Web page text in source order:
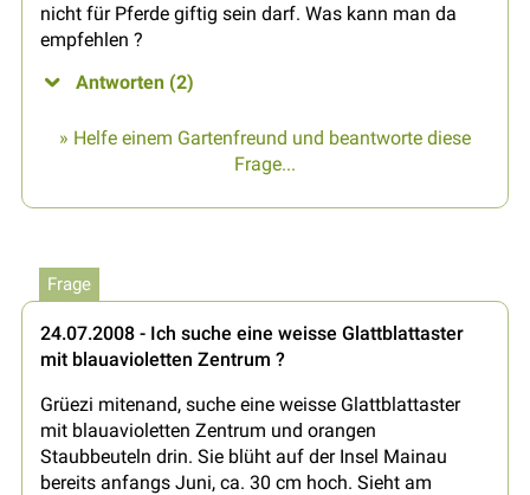
nicht für Pferde giftig sein darf. Was kann man da
empfehlen ?
Antworten (2)
» Helfe einem Gartenfreund und beantworte diese
Frage...
Frage
24.07.2008 - Ich suche eine weisse Glattblattaster
mit blauavioletten Zentrum ?
Grüezi mitenand, suche eine weisse Glattblattaster
mit blauavioletten Zentrum und orangen
Staubbeuteln drin. Sie blüht auf der Insel Mainau
bereits anfangs Juni, ca. 30 cm hoch. Sieht am